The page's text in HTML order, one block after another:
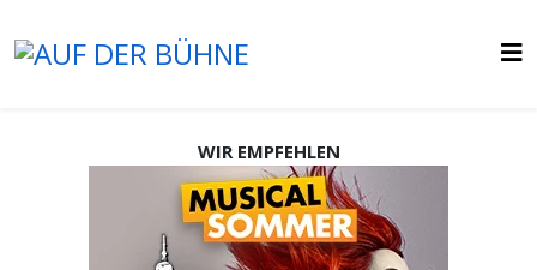
WIR EMPFEHLEN